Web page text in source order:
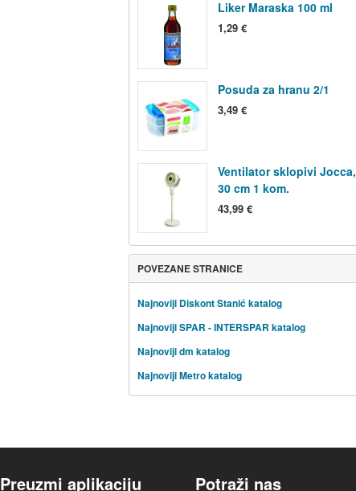
Liker Maraska 100 ml
1,29 €
Posuda za hranu 2/1
3,49 €
Ventilator sklopivi Jocca,
30 cm 1 kom.
43,99 €
POVEZANE STRANICE
Najnoviji Diskont Stanić katalog
Najnoviji SPAR - INTERSPAR katalog
Najnoviji dm katalog
Najnoviji Metro katalog
Preuzmi aplikaciju Potraži nas